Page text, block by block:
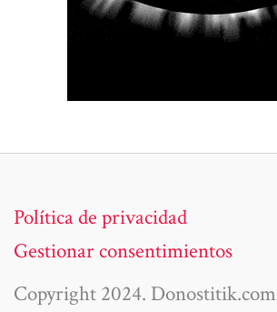
Política de privacidad
Gestionar consentimientos
Copyright 2024. Donostitik.com